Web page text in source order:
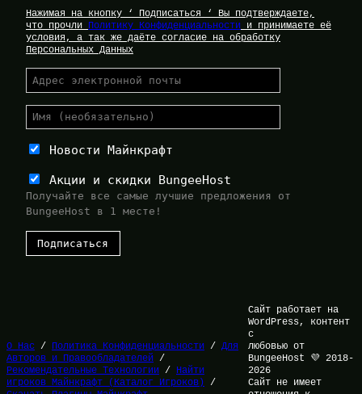
Нажимая на кнопку ‘ Подписаться ‘ Вы подтверждаете,
что прочли Политику Конфиденциальности и принимаете её
условия, а так же даёте согласие на обработку
Персональных Данных
Новости Майнкрафт
Акции и скидки BungeeHost
Получайте все самые лучшие предложения от
BungeeHost в 1 месте!
О Нас / Политика Конфиденциальности / Для
Авторов и Правообладателей /
Рекомендательные Технологии / Найти
игроков Майнкрафт (Каталог Игроков) /
Сайт работает на
WordPress, контент
с
любовью от
BungeeHost 💜 2018-
2026
Сайт не имеет